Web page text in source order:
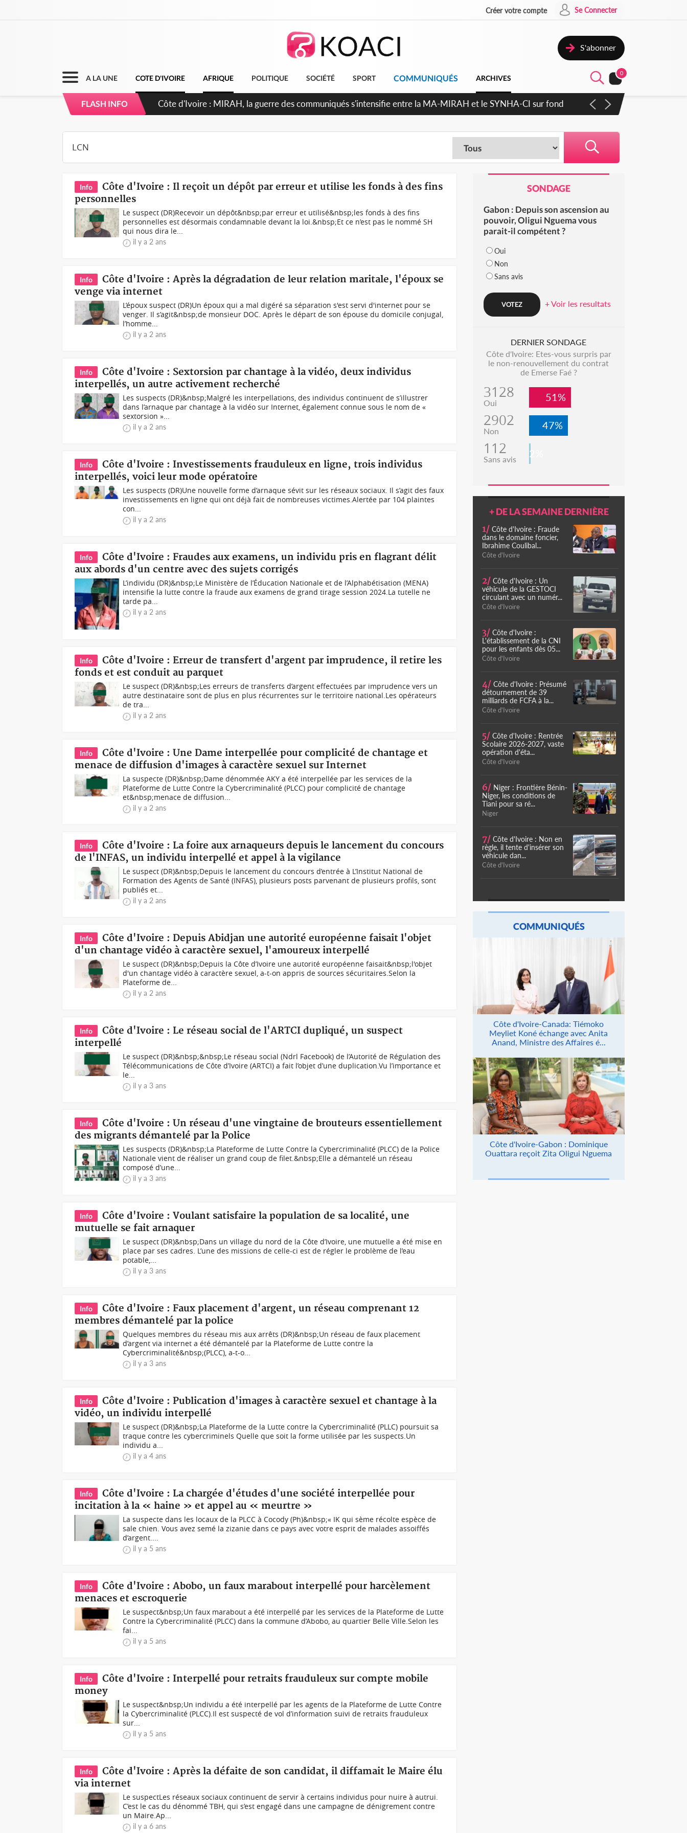
Créer votre compte Se Connecter
S'abonner
A LA UNE COTE D'IVOIRE AFRIQUE POLITIQUE SOCIÉTÉ SPORT COMMUNIQUÉS ARCHIVES
0
FLASH INFO Côte d'Ivoire : Indépendance 2026, Thiam plaide pour un environnement démocratique plus apaisé
Info
Côte d'Ivoire : Il reçoit un dépôt par erreur et utilise les fonds à des fins
personnelles
Le suspect (DR)Recevoir un dépôt&nbsp;par erreur et utilisé&nbsp;les fonds à des fins
personnelles est désormais condamnable devant la loi.&nbsp;Et ce n’est pas le nommé SH
qui nous dira le...
il y a 2 ans
Info
Côte d'Ivoire : Après la dégradation de leur relation maritale, l'époux se
venge via internet
L’époux suspect (DR)Un époux qui a mal digéré sa séparation s'est servi d'internet pour se
venger. Il s’agit&nbsp;de monsieur DOC. Après le départ de son épouse du domicile conjugal,
l’homme...
il y a 2 ans
Info
Côte d'Ivoire : Sextorsion par chantage à la vidéo, deux individus
interpellés, un autre activement recherché
Les suspects (DR)&nbsp;Malgré les interpellations, des individus continuent de s’illustrer
dans l’arnaque par chantage à la vidéo sur Internet, également connue sous le nom de «
sextorsion »...
il y a 2 ans
Info
Côte d'Ivoire : Investissements frauduleux en ligne, trois individus
interpellés, voici leur mode opératoire
Les suspects (DR)Une nouvelle forme d’arnaque sévit sur les réseaux sociaux. Il s’agit des faux
investissements en ligne qui ont déjà fait de nombreuses victimes.Alertée par 104 plaintes
con...
il y a 2 ans
Info
Côte d'Ivoire : Fraudes aux examens, un individu pris en flagrant délit
aux abords d'un centre avec des sujets corrigés
L’individu (DR)&nbsp;Le Ministère de l’Éducation Nationale et de l’Alphabétisation (MENA)
intensifie la lutte contre la fraude aux examens de grand tirage session 2024.La tutelle ne
tarde pa...
il y a 2 ans
Info
Côte d'Ivoire : Erreur de transfert d'argent par imprudence, il retire les
fonds et est conduit au parquet
Le suspect (DR)&nbsp;Les erreurs de transferts d’argent effectuées par imprudence vers un
autre destinataire sont de plus en plus récurrentes sur le territoire national.Les opérateurs
de tra...
il y a 2 ans
Info
Côte d'Ivoire : Une Dame interpellée pour complicité de chantage et
menace de diffusion d'images à caractère sexuel sur Internet
La suspecte (DR)&nbsp;Dame dénommée AKY a été interpellée par les services de la
Plateforme de Lutte Contre la Cybercriminalité (PLCC) pour complicité de chantage
et&nbsp;menace de diffusion...
il y a 2 ans
Info
Côte d'Ivoire : La foire aux arnaqueurs depuis le lancement du concours
de l'INFAS, un individu interpellé et appel à la vigilance
Le suspect (DR)&nbsp;Depuis le lancement du concours d’entrée à L’Institut National de
Formation des Agents de Santé (INFAS), plusieurs posts parvenant de plusieurs profils, sont
publiés et...
il y a 2 ans
Info
Côte d'Ivoire : Depuis Abidjan une autorité européenne faisait l'objet
d'un chantage vidéo à caractère sexuel, l'amoureux interpellé
Le suspect (DR)&nbsp;Depuis la Côte d’Ivoire une autorité européenne faisait&nbsp;l'objet
d'un chantage vidéo à caractère sexuel, a-t-on appris de sources sécuritaires.Selon la
Plateforme de...
il y a 2 ans
Info
Côte d'Ivoire : Le réseau social de l'ARTCI dupliqué, un suspect
interpellé
Le suspect (DR)&nbsp;&nbsp;Le réseau social (Ndrl Facebook) de l’Autorité de Régulation des
Télécommunications de Côte d’Ivoire (ARTCI) a fait l’objet d’une duplication.Vu l’importance et
le...
il y a 3 ans
Info
Côte d'Ivoire : Un réseau d'une vingtaine de brouteurs essentiellement
des migrants démantelé par la Police
Les suspects (DR)&nbsp;La Plateforme de Lutte Contre la Cybercriminalité (PLCC) de la Police
Nationale vient de réaliser un grand coup de filet.&nbsp;Elle a démantelé un réseau
composé d’une...
il y a 3 ans
Info
Côte d'Ivoire : Voulant satisfaire la population de sa localité, une
mutuelle se fait arnaquer
Le suspect (DR)&nbsp;Dans un village du nord de la Côte d’Ivoire, une mutuelle a été mise en
place par ses cadres. L’une des missions de celle-ci est de régler le problème de l’eau
potable,...
il y a 3 ans
Info
Côte d'Ivoire : Faux placement d'argent, un réseau comprenant 12
membres démantelé par la police
Quelques membres du réseau mis aux arrêts (DR)&nbsp;Un réseau de faux placement
d’argent via internet a été démantelé par la Plateforme de Lutte contre la
Cybercriminalité&nbsp;(PLCC), a-t-o...
il y a 3 ans
Info
Côte d'Ivoire : Publication d'images à caractère sexuel et chantage à la
vidéo, un individu interpellé
Le suspect (DR)&nbsp;La Plateforme de la Lutte contre la Cybercriminalité (PLLC) poursuit sa
traque contre les cybercriminels Quelle que soit la forme utilisée par les suspects.Un
individu a...
il y a 4 ans
Info
Côte d'Ivoire : La chargée d'études d'une société interpellée pour
incitation à la « haine » et appel au « meurtre »
La suspecte dans les locaux de la PLCC à Cocody (Ph)&nbsp;« IK qui sème récolte espèce de
sale chien. Vous avez semé la zizanie dans ce pays avec votre esprit de malades assoiffés
d’argent....
il y a 5 ans
Info
Côte d'Ivoire : Abobo, un faux marabout interpellé pour harcèlement
menaces et escroquerie
Le suspect&nbsp; Un faux marabout a été interpellé par les services de la Plateforme de Lutte
Contre la Cybercriminalité (PLCC) dans la commune d’Abobo, au quartier Belle Ville.Selon les
fai...
il y a 5 ans
Info
Côte d'Ivoire : Interpellé pour retraits frauduleux sur compte mobile
money
Le suspect&nbsp;Un individu a été interpellé par les agents de la Plateforme de Lutte Contre
la Cybercriminalité (PLCC).Il est suspecté de vol d’information suivi de retraits frauduleux
sur...
il y a 5 ans
Info
Côte d'Ivoire : Après la défaite de son candidat, il diffamait le Maire élu
via internet
Le suspectLes réseaux sociaux continuent de servir à certains individus pour nuire à autrui.
C’est le cas du dénommé TBH, qui s’est engagé dans une campagne de dénigrement contre
un Maire.Ap...
il y a 6 ans
SONDAGE
Gabon : Depuis son ascension au
pouvoir, Oligui Nguema vous
parait-il compétent ?
Oui
Non
Sans avis
+ Voir les resultats
DERNIER SONDAGE
Côte d'Ivoire: Etes-vous surpris par
le non-renouvellement du contrat
de Emerse Faé ?
3128
Oui 51%
2902
Non 47%
112
Sans avis 2%
+ DE LA SEMAINE DERNIÈRE
1/ Côte d'Ivoire : Fraude
dans le domaine foncier,
Ibrahime Coulibal...
Côte d'Ivoire
2/ Côte d'Ivoire : Un
véhicule de la GESTOCI
circulant avec un numér...
Côte d'Ivoire
3/ Côte d'Ivoire :
L'établissement de la CNI
pour les enfants dès 05...
Côte d'Ivoire
4/ Côte d'Ivoire : Présumé
détournement de 39
milliards de FCFA à la...
Côte d'Ivoire
5/ Côte d'Ivoire : Rentrée
Scolaire 2026-2027, vaste
opération d'éta...
Côte d'Ivoire
6/ Niger : Frontière Bénin-
Niger, les conditions de
Tiani pour sa ré...
Niger
7/ Côte d'Ivoire : Non en
règle, il tente d'insérer son
véhicule dan...
Côte d'Ivoire
COMMUNIQUÉS
Côte d'Ivoire-Canada: Tiémoko
Meyliet Koné échange avec Anita
Anand, Ministre des Affaires é...
Côte d'Ivoire-Gabon : Dominique
Ouattara reçoit Zita Oligui Nguema